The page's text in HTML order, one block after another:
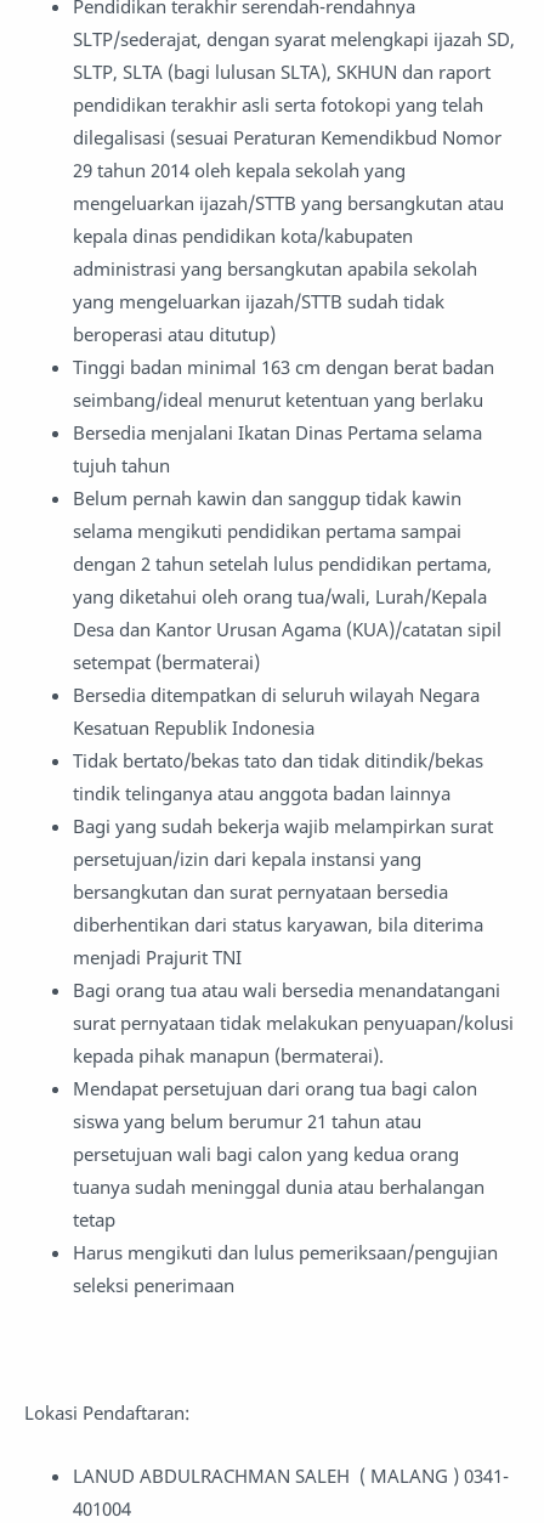
Pendidikan terakhir serendah-rendahnya
SLTP/sederajat, dengan syarat melengkapi ijazah SD,
SLTP, SLTA (bagi lulusan SLTA), SKHUN dan raport
pendidikan terakhir asli serta fotokopi yang telah
dilegalisasi (sesuai Peraturan Kemendikbud Nomor
29 tahun 2014 oleh kepala sekolah yang
mengeluarkan ijazah/STTB yang bersangkutan atau
kepala dinas pendidikan kota/kabupaten
administrasi yang bersangkutan apabila sekolah
yang mengeluarkan ijazah/STTB sudah tidak
beroperasi atau ditutup)
Tinggi badan minimal 163 cm dengan berat badan
seimbang/ideal menurut ketentuan yang berlaku
Bersedia menjalani Ikatan Dinas Pertama selama
tujuh tahun
Belum pernah kawin dan sanggup tidak kawin
selama mengikuti pendidikan pertama sampai
dengan 2 tahun setelah lulus pendidikan pertama,
yang diketahui oleh orang tua/wali, Lurah/Kepala
Desa dan Kantor Urusan Agama (KUA)/catatan sipil
setempat (bermaterai)
Bersedia ditempatkan di seluruh wilayah Negara
Kesatuan Republik Indonesia
Tidak bertato/bekas tato dan tidak ditindik/bekas
tindik telinganya atau anggota badan lainnya
Bagi yang sudah bekerja wajib melampirkan surat
persetujuan/izin dari kepala instansi yang
bersangkutan dan surat pernyataan bersedia
diberhentikan dari status karyawan, bila diterima
menjadi Prajurit TNI
Bagi orang tua atau wali bersedia menandatangani
surat pernyataan tidak melakukan penyuapan/kolusi
kepada pihak manapun (bermaterai).
Mendapat persetujuan dari orang tua bagi calon
siswa yang belum berumur 21 tahun atau
persetujuan wali bagi calon yang kedua orang
tuanya sudah meninggal dunia atau berhalangan
tetap
Harus mengikuti dan lulus pemeriksaan/pengujian
seleksi penerimaan
Lokasi Pendaftaran:
LANUD ABDULRACHMAN SALEH ( MALANG ) 0341-
401004